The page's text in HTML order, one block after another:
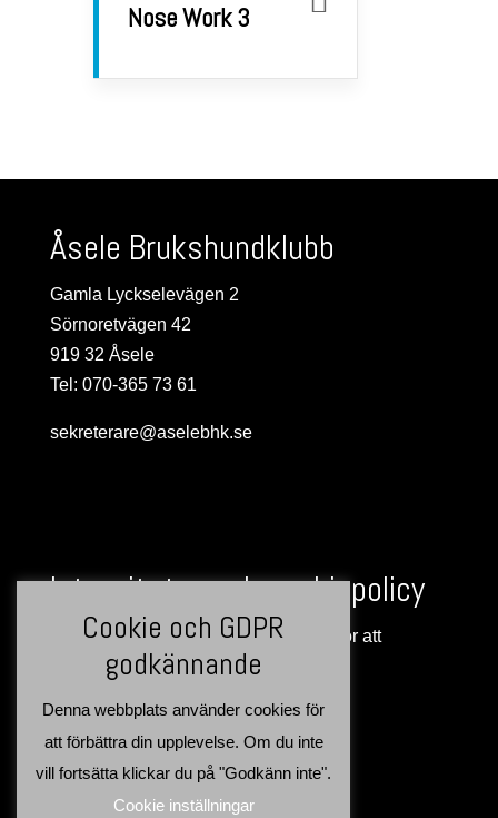
Nose Work 3
Åsele Brukshundklubb
Gamla Lyckselevägen 2
Sörnoretvägen 42
919 32 Åsele
Tel: 070-365 73 61
sekreterare@aselebhk.se
Integritets- och cookiepolicy
Denna webbplats använder cookies för att
förbättra din upplevelse >>
Cookie och GDPR
godkännande
Denna webbplats använder cookies för
att förbättra din upplevelse. Om du inte
vill fortsätta klickar du på "Godkänn inte".
Cookie inställningar